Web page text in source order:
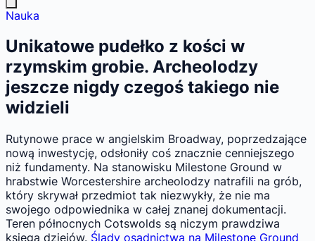
Nauka
Unikatowe pudełko z kości w
rzymskim grobie. Archeolodzy
jeszcze nigdy czegoś takiego nie
widzieli
Rutynowe prace w angielskim Broadway, poprzedzające
nową inwestycję, odsłoniły coś znacznie cenniejszego
niż fundamenty. Na stanowisku Milestone Ground w
hrabstwie Worcestershire archeolodzy natrafili na grób,
który skrywał przedmiot tak niezwykły, że nie ma
swojego odpowiednika w całej znanej dokumentacji.
Teren północnych Cotswolds są niczym prawdziwa
księga dziejów. Ślady osadnictwa na Milestone Ground